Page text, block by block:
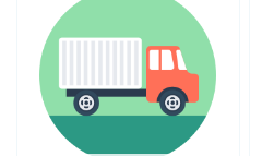
СТАТЬИ
О НАС
КОНТАКТЫ